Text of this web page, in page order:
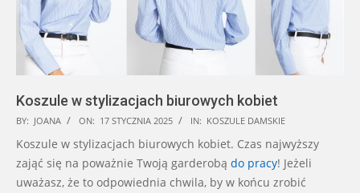
Koszule w stylizacjach biurowych kobiet
2025-
01-
17
BY: JOANA ON: 17 STYCZNIA 2025 IN: KOSZULE DAMSKIE
Koszule w stylizacjach biurowych kobiet. Czas najwyższy
zająć się na poważnie Twoją garderobą do pracy! Jeżeli
uważasz, że to odpowiednia chwila, by w końcu zrobić